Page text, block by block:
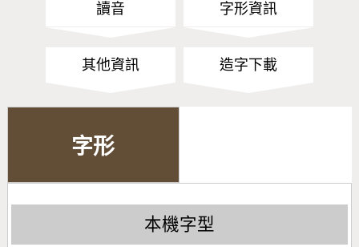
讀音 字形資訊
其他資訊 造字下載
字形
本機字型